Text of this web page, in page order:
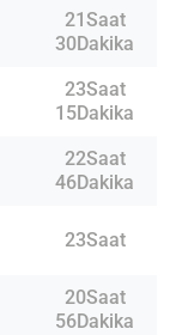
21Saat
30Dakika
23Saat
15Dakika
22Saat
46Dakika
23Saat
20Saat
56Dakika